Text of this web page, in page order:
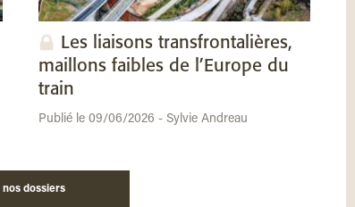
Les liaisons transfrontalières,
maillons faibles de l’Europe du
train
Publié le 09/06/2026 - Sylvie Andreau
Tous nos dossiers